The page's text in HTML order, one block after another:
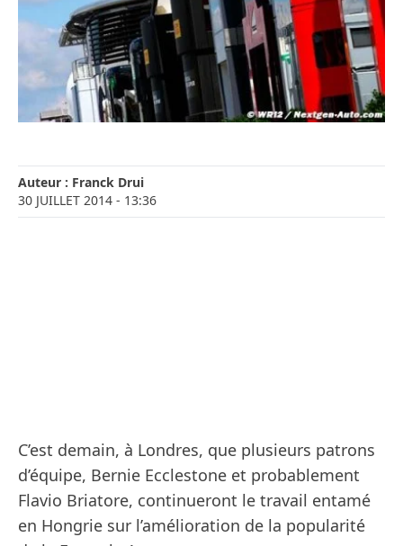
Auteur : Franck Drui
30 JUILLET 2014 - 13:36
C’est demain, à Londres, que plusieurs patrons
d’équipe, Bernie Ecclestone et probablement
Flavio Briatore, continueront le travail entamé
en Hongrie sur l’amélioration de la popularité